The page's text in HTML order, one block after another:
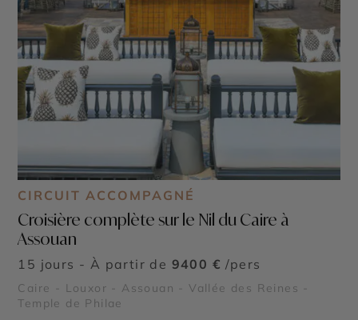
CIRCUIT ACCOMPAGNÉ
Croisière complète sur le Nil du Caire à
Assouan
15 jours - À partir de 9400 € /pers
Caire - Louxor - Assouan - Vallée des Reines -
Temple de Philae